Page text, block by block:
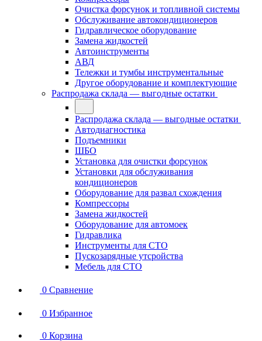
Очистка форсунок и топливной системы
Обслуживание автокондиционеров
Гидравлическое оборудование
Замена жидкостей
Автоинструменты
АВД
Тележки и тумбы инструментальные
Другое оборудование и комплектующие
Распродажа склада — выгодные остатки
Распродажа склада — выгодные остатки
Автодиагностика
Подъемники
ШБО
Установка для очистки форсунок
Установки для обслуживания
кондиционеров
Оборудование для развал схождения
Компрессоры
Замена жидкостей
Оборудование для автомоек
Гидравлика
Инструменты для СТО
Пускозарядные утсройства
Мебель для СТО
0 Сравнение
0 Избранное
0 Корзина